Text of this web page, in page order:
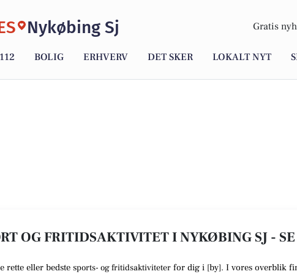
Nykøbing Sj Gratis
BOLIG ERHVERV DET SKER LOKALT NYT
OG FRITIDSAKTIVITET I NYKØBING SJ -
rette eller bedste sports- og fritidsaktiviteter for dig i [by]. I vores overblik